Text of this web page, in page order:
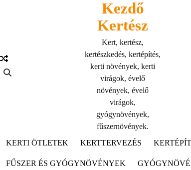
Kezdő
Kertész
Kert, kertész,
kertészkedés, kertépítés,
kerti növények, kerti
virágok, évelő
növények, évelő
virágok,
gyógynövények,
fűszernövények.
KERTI ÖTLETEK
KERTTERVEZÉS
FŰSZER ÉS GYÓGYNÖVÉNYEK